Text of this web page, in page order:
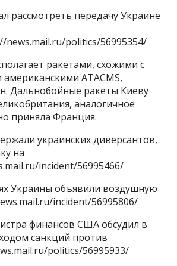
рассмотреть передачу Украине
news.mail.ru/politics/56995354/
ракетами, схожими с
ATACMS,
Дальнобойные ракеты Киеву
аналогичное
приняла Франция.
украинских диверсантов,
на
incident/56995466/
Украины объявили воздушную
incident/56995806/
финансов США обсудил в
санкций против
politics/56995933/